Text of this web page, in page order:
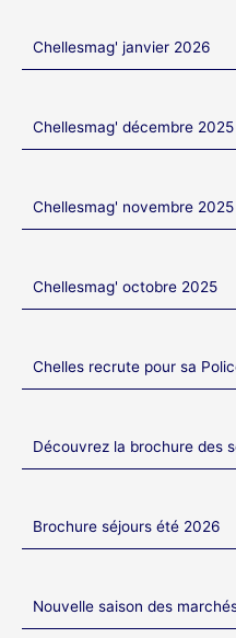
Chellesmag' janvier 2026
Chellesmag' décembre 2025
Chellesmag' novembre 2025
Chellesmag' octobre 2025
Chelles recrute pour sa
Découvrez la brochure des
Brochure séjours été 2026
Nouvelle saison des